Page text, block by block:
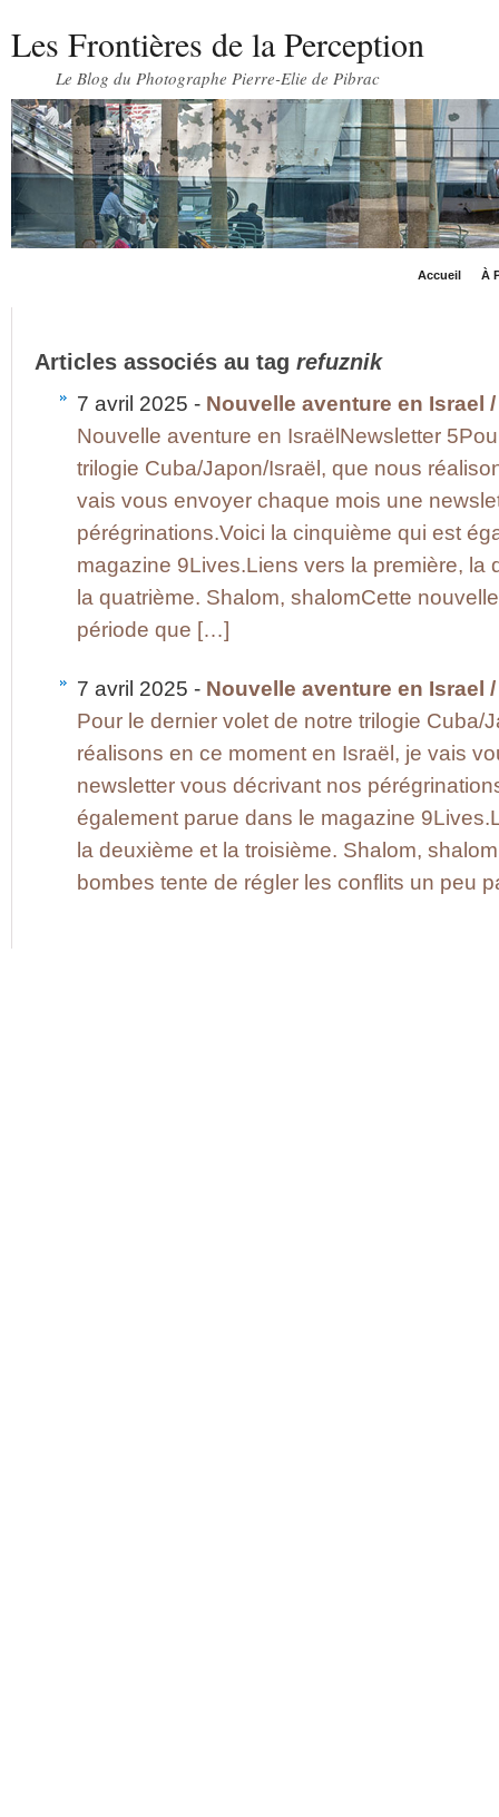
Les Frontières de la Perception
Le Blog du Photographe Pierre-Elie de Pibrac
Accueil À
Articles associés au tag refuznik
7 avril 2025 - Nouvelle aventure en Israel
Nouvelle aventure en IsraëlNewsletter
trilogie Cuba/Japon/Israël, que nous
vais vous envoyer chaque mois une
pérégrinations.Voici la cinquième qui est
magazine 9Lives.Liens vers la première, la
la quatrième. Shalom, shalomCette
période que […]
7 avril 2025 - Nouvelle aventure en Israel
Pour le dernier volet de notre trilogie Cuba/
réalisons en ce moment en Israël, je vais
newsletter vous décrivant nos
également parue dans le magazine
la deuxième et la troisième. Shalom,
bombes tente de régler les conflits un peu